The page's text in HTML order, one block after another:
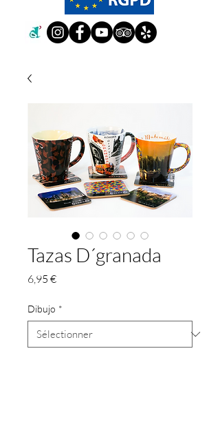
Tazas D´granada
6,95 €Prix
Dibujo *